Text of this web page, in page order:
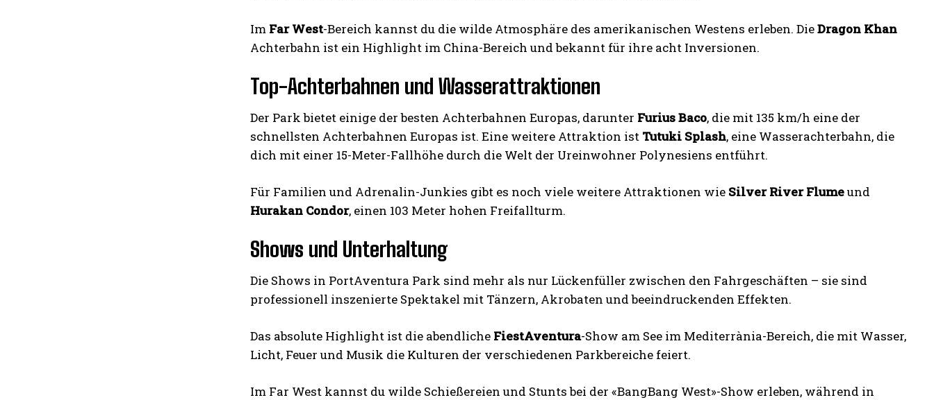
Im Far West-Bereich kannst du die wilde Atmosphäre des amerikanischen Westens erleben. DieDragon Khan
Achterbahn ist ein Highlight im China-Bereich und bekannt für ihre acht Inversionen.
Top-Achterbahnen und Wasserattraktionen
Der Park bietet einige der besten Achterbahnen Europas, darunter Furius Baco, die mit 135 km/h eine der
schnellsten Achterbahnen Europas ist. Eine weitere Attraktion ist Tutuki Splash, eine Wasserachterbahn, die
dich mit einer 15-Meter-Fallhöhe durch die Welt der Ureinwohner Polynesiens entführt.
Für Familien und Adrenalin-Junkies gibt es noch viele weitere Attraktionen wie Silver River Flumeund
Hurakan Condor, einen 103 Meter hohen Freifallturm.
Shows und Unterhaltung
Die Shows in PortAventura Park sind mehr als nur Lückenfüller zwischen den Fahrgeschäften – sie sind
professionell inszenierte Spektakel mit Tänzern, Akrobaten und beeindruckenden Effekten.
Das absolute Highlight ist die abendliche FiestAventura-Show am See im Mediterrània-Bereich, die mit Wasser,
Licht, Feuer und Musik die Kulturen der verschiedenen Parkbereiche feiert.
Im Far West kannst du wilde Schießereien und Stunts bei der «BangBang West»-Show erleben, während in